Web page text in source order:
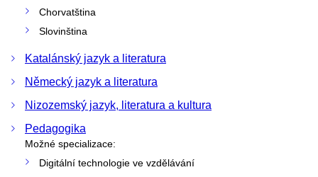
Chorvatština
Slovinština
Katalánský jazyk a literatura
Německý jazyk a literatura
Nizozemský jazyk, literatura a kultura
Pedagogika
Možné specializace:
Digitální technologie ve vzdělávání